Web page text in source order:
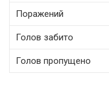
Поражений
Голов забито
Голов пропущено